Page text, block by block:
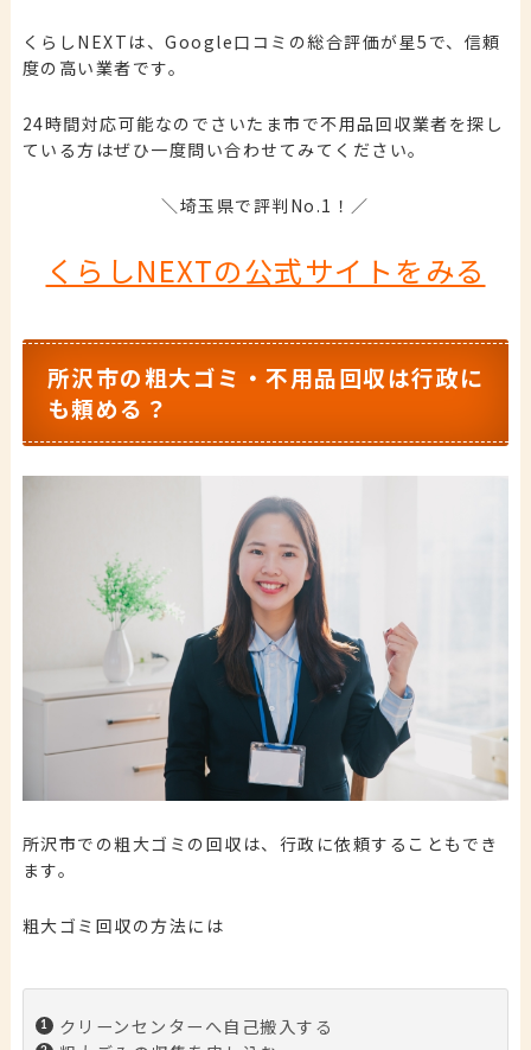
くらしNEXTは、Google口コミの総合評価が星5で、信頼
度の高い業者です。
24時間対応可能なのでさいたま市で不用品回収業者を探し
ている方はぜひ一度問い合わせてみてください。
＼埼玉県で評判No.1！／
くらしNEXTの公式サイトをみる
所沢市の粗大ゴミ・不用品回収は行政に
も頼める？
所沢市での粗大ゴミの回収は、行政に依頼することもでき
ます。
粗大ゴミ回収の方法には
クリーンセンターへ自己搬入する